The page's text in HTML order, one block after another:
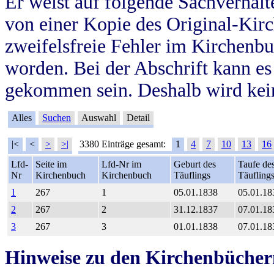
von einer Kopie des Original-
zweifelsfreie Fehler im
worden. Bei der Abschrift kann
gekommen sein. Deshalb wird
Alles Suchen Auswahl Detail
|< < > >| 3380 Einträge gesamt: 1 4 7 10 13
16
Lfd-
Nr
Seite im
Kirchenbuch
Lfd-Nr im
Kirchenbuch
Geburt des
Täuflings
Taufe
Täuflings
1
267 1 05.01.1838
2
267 2 31.12.1837
3
267 3 01.01.1838
Hinweise zu den